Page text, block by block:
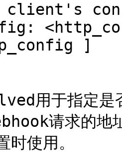
client's
]
用于指定是
请求的
时使用。